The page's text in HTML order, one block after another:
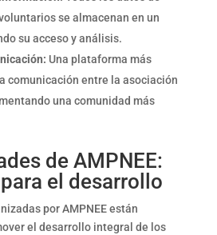
se almacenan en un
su acceso y análisis.
Una plataforma más
comunicación entre la asociación
una comunidad más
de AMPNEE:
el desarrollo
por AMPNEE están
el desarrollo integral de los